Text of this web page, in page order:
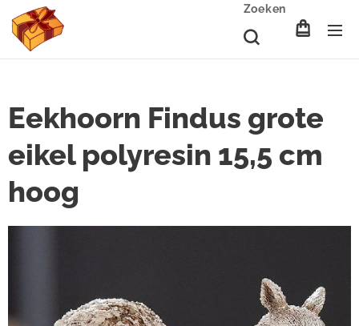
Zoeken
Eekhoorn Findus grote
eikel polyresin 15,5 cm
hoog